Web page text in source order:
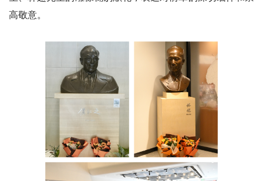
高敬意。